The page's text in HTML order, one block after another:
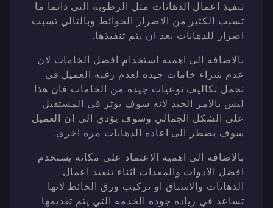
تنفيذ اعمال الدهانات مثل الرطوبه التي دائما ما
تسبب الكثير من الاضرار الحوائط وبالتالي تسبب
اضرار للدهانات بعد ان يتم تنفيذها.
بالاضافه الى اهميه استخدام افضل الخامات لان
عدم شراء خامات جيده لعدم رغبه العميل في
تحمل تكاليف نوعيات جيده من الخامات فان هذا
ليس بالامر الجيد لانه سوف يؤثر في المستقبل
على الشكل الجمالي وسوف يؤدي الى ان العميل
سوف يضطر الى اعاده الدهانات مره اخرى.
بالاضافه الى اهميه الاعتماد على مكانه يستخدم
افضل الادوات والمعدات اثناء تنفيذ اعمال
الدهانات والاسباق او تركيب ورق الحائط لانها
تساعد في زياده جوده الخدمه التي يتم تقديمها.